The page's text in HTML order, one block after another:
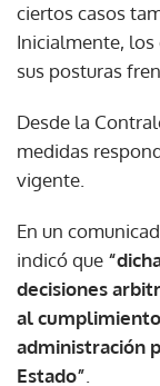
ciertos casos
Inicialmente,
sus posturas
Desde la
medidas
vigente.
En un
indicó que
decisiones
al
administración
Estado”.